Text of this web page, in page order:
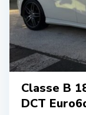
Classe B
DCT